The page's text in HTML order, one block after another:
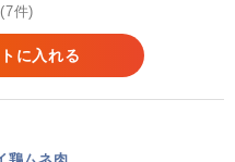
(7件)
に入れる